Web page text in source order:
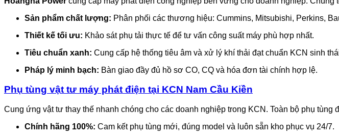
Sản phẩm chất lượng: Phân phối các thương hiệu: Cummins, Mitsubishi, Perkins,
Thiết kế tối ưu: Khảo sát phụ tải thực tế để tư vấn công suất máy phù hợp nhất.
Tiêu chuẩn xanh: Cung cấp hệ thống tiêu âm và xử lý khí thải đạt chuẩn KCN sinh
Pháp lý minh bạch: Bàn giao đầy đủ hồ sơ CO, CQ và hóa đơn tài chính hợp lệ.
Phụ tùng vật tư máy phát điện tại KCN Nam Cầu Kiền
Cung ứng vật tư thay thế nhanh chóng cho các doanh nghiệp trong KCN. Toàn bộ phụ tùng
Chính hãng 100%: Cam kết phụ tùng mới, đúng model và luôn sẵn kho phục vụ 24/7.